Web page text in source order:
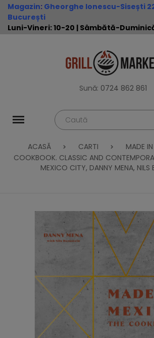
Magazin: Gheorghe Ionescu-Sisești
București
Luni-Vineri: 10-20 | Sâmbătă-
Sună: 0724 862 861
ACASĂ
CARTI
MADE
COOKBOOK. CLASSIC AND
MEXICO CITY, DANNY MENA, NILS